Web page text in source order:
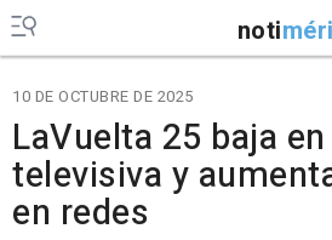
noti
10 DE OCTUBRE DE 2025
LaVuelta 25 baja
televisiva y
en redes